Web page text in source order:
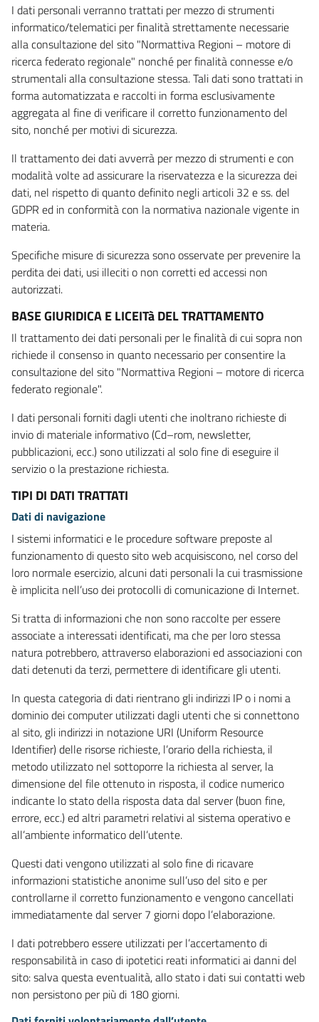
I dati personali verranno trattati per mezzo di strumenti
informatico/telematici per finalità strettamente necessarie
alla consultazione del sito "Normattiva Regioni – motore di
ricerca federato regionale" nonché per finalità connesse e/o
strumentali alla consultazione stessa. Tali dati sono trattati in
forma automatizzata e raccolti in forma esclusivamente
aggregata al fine di verificare il corretto funzionamento del
sito, nonché per motivi di sicurezza.
Il trattamento dei dati avverrà per mezzo di strumenti e con
modalità volte ad assicurare la riservatezza e la sicurezza dei
dati, nel rispetto di quanto definito negli articoli 32 e ss. del
GDPR ed in conformità con la normativa nazionale vigente in
materia.
Specifiche misure di sicurezza sono osservate per prevenire la
perdita dei dati, usi illeciti o non corretti ed accessi non
autorizzati.
BASE GIURIDICA E LICEITà DEL TRATTAMENTO
Il trattamento dei dati personali per le finalità di cui sopra non
richiede il consenso in quanto necessario per consentire la
consultazione del sito "Normattiva Regioni – motore di ricerca
federato regionale".
I dati personali forniti dagli utenti che inoltrano richieste di
invio di materiale informativo (Cd–rom, newsletter,
pubblicazioni, ecc.) sono utilizzati al solo fine di eseguire il
servizio o la prestazione richiesta.
TIPI DI DATI TRATTATI
Dati di navigazione
I sistemi informatici e le procedure software preposte al
funzionamento di questo sito web acquisiscono, nel corso del
loro normale esercizio, alcuni dati personali la cui trasmissione
è implicita nell’uso dei protocolli di comunicazione di Internet.
Si tratta di informazioni che non sono raccolte per essere
associate a interessati identificati, ma che per loro stessa
natura potrebbero, attraverso elaborazioni ed associazioni con
dati detenuti da terzi, permettere di identificare gli utenti.
In questa categoria di dati rientrano gli indirizzi IP o i nomi a
dominio dei computer utilizzati dagli utenti che si connettono
al sito, gli indirizzi in notazione URI (Uniform Resource
Identifier) delle risorse richieste, l’orario della richiesta, il
metodo utilizzato nel sottoporre la richiesta al server, la
dimensione del file ottenuto in risposta, il codice numerico
indicante lo stato della risposta data dal server (buon fine,
errore, ecc.) ed altri parametri relativi al sistema operativo e
all’ambiente informatico dell’utente.
Questi dati vengono utilizzati al solo fine di ricavare
informazioni statistiche anonime sull’uso del sito e per
controllarne il corretto funzionamento e vengono cancellati
immediatamente dal server 7 giorni dopo l’elaborazione.
I dati potrebbero essere utilizzati per l’accertamento di
responsabilità in caso di ipotetici reati informatici ai danni del
sito: salva questa eventualità, allo stato i dati sui contatti web
non persistono per più di 180 giorni.